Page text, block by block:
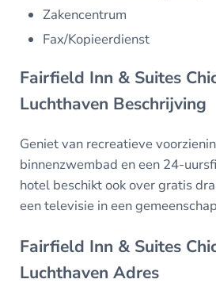
Zakencentrum
Fax/Kopieerdienst
Fairfield Inn & Suites
Luchthaven Beschrijving
Geniet van recreatieve
binnenzwembad en een 24-
hotel beschikt ook over gratis
een televisie in een
Fairfield Inn & Suites
Luchthaven Adres